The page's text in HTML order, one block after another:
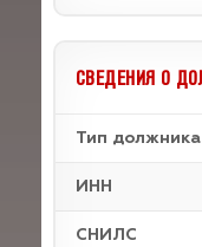
СВЕДЕНИЯ О
Тип должника
ИНН
СНИЛС